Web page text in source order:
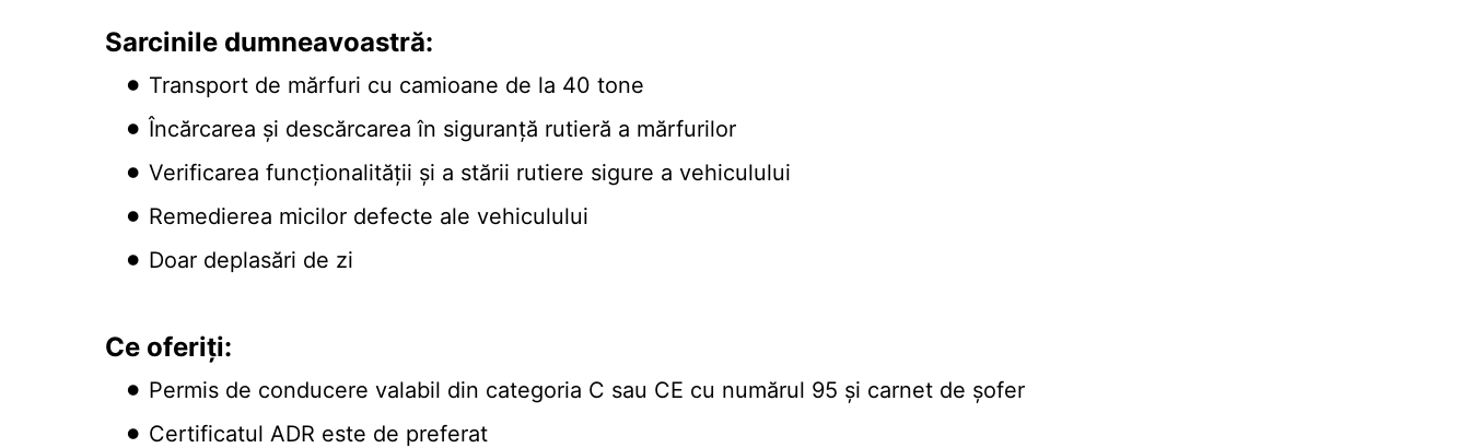
Sarcinile dumneavoastră:
Transport de mărfuri cu camioane de la 40 tone
Încărcarea și descărcarea în siguranță rutieră a mărfurilor
Verificarea funcționalității și a stării rutiere sigure a vehiculului
Remedierea micilor defecte ale vehiculului
Doar deplasări de zi
Ce oferiți:
Permis de conducere valabil din categoria C sau CE cu numărul 95 și carnet de șofer
Certificatul ADR este de preferat